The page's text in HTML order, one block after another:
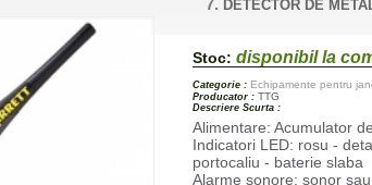
DETECTOR DE
Stoc: disponibil la
Categorie : Echipamente pentru
Producator : TTG
Descriere Scurta :
Alimentare: Acumulator
Indicatori LED: rosu -
portocaliu - baterie slaba
Alarme sonore: sonor